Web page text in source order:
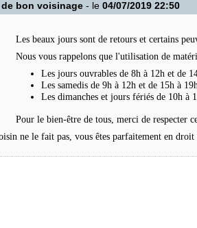
bon voisinage - le 04/07/2019 22:50
Les beaux jours sont de retours et certains
Nous vous rappelons que l'utilisation de
Les jours ouvrables de 8h à 12h et de
Les samedis de 9h à 12h et de 15h à
Les dimanches et jours fériés de 10h à
Pour le bien-être de tous, merci de respecter
ne le fait pas, vous êtes parfaitement en